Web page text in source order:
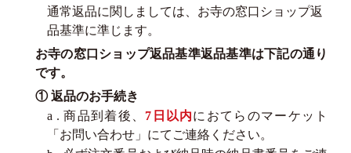
通常返品に関しましては、お寺の窓口ショップ返
品基準に準じます。
お寺の窓口ショップ返品基準返品基準は下記の通り
です。
① 返品のお手続き
a . 商品到着後、 7日以内におてらのマーケット
「お問い合わせ」にてご連絡ください。